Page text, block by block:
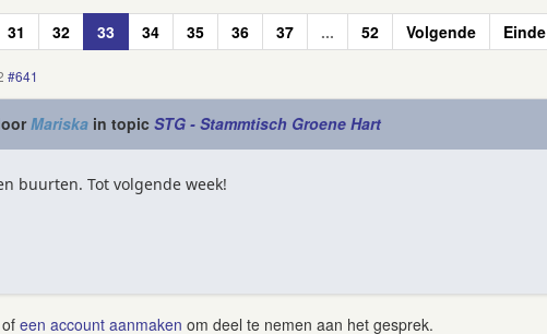
31 32 33 34 35 36 37 ... 52 Volgende Einde
#641
Mariskain topic STG - Stammtisch Groene Hart
buurten. Tot volgende week!
of een account aanmaken om deel te nemen aan het gesprek.